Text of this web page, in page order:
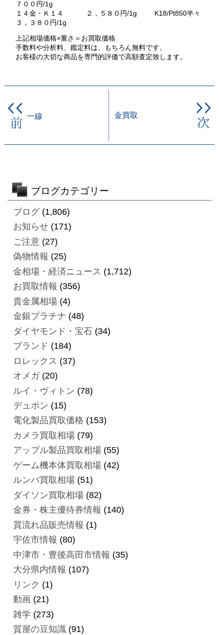
７００円/1g
１４金・Ｋ１４ ２，５８０円/1g K18/Pt850半々
３，３８０円/1g
上記相場価格×重さ＝お買取価格
手数料や分析料、鑑定料は、もちろん無料です。
お客様の大切な商品を専門的評価で高額査定致します。
一線 金買取
ブログカテゴリー
ブログ(1,806)
お知らせ(171)
ご注意(27)
偽物情報 (25)
金相場・経済ニュース (1,712)
お買取情報 (356)
貴金属相場(4)
金銀プラチナ (48)
ダイヤモンド・宝石(34)
ブランド (184)
ロレックス (37)
オメガ(20)
ルイ・ヴィトン (78)
デュポン (15)
電化製品買取価格 (153)
カメラ買取相場(79)
アップル製品買取相場(55)
ゲーム機本体買取相場(42)
ルンバ買取相場(51)
ダイソン買取相場(82)
金券・株主優待券情報 (140)
質流れ品販売情報 (1)
宇佐市情報 (80)
中津市・豊後高田市情報 (35)
大分県内情報 (107)
リンク (1)
動画 (21)
雑学 (273)
質屋の豆知識(91)